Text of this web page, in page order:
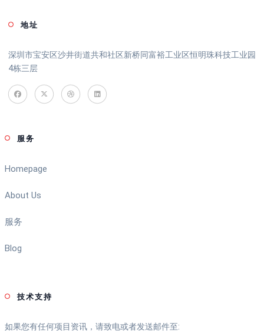
地址
深圳市宝安区沙井街道共和社区新桥同富裕工业区恒明珠科技工业园
4栋三层
服务
Homepage
About Us
服务
Blog
技术支持
如果您有任何项目资讯，请致电或者发送邮件至: